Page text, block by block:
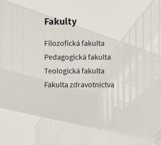
Fakulty
Filozofická fakulta
Pedagogická fakulta
Teologická fakulta
Fakulta zdravotníctva